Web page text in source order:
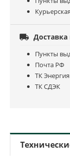
 Доставка
Пункты
Почта РФ
ТК Энергия
ТК СДЭК